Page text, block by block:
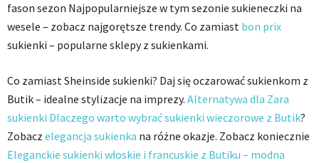
fason sezon Najpopularniejsze w tym sezonie sukieneczki na
wesele – zobacz najgorętsze trendy. Co zamiast bon prix
sukienki – popularne sklepy z sukienkami.
Co zamiast Sheinside sukienki? Daj się oczarować sukienkom z
Butik – idealne stylizacje na imprezy. Alternatywa dla Zara
sukienki Dlaczego warto wybrać sukienki wieczorowe z Butik?
Zobacz elegancja sukienka na różne okazje. Zobacz koniecznie
Eleganckie sukienki włoskie i francuskie z Butiku – modna